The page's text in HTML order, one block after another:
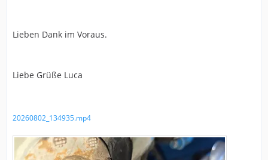
Lieben Dank im Voraus.
Liebe Grüße Luca
20260802_134935.mp4